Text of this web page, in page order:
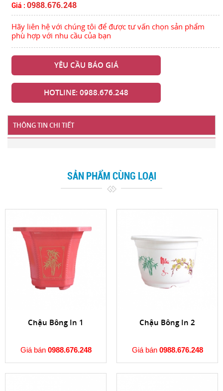
Giá :0988.676.248
Hãy liên hệ với chúng tôi để được tư vấn chọn sản phẩm
phù hợp với nhu cầu của bạn
YÊU CẦU BÁO GIÁ
HOTLINE: 0988.676.248
THÔNG TIN CHI TIẾT
SẢN PHẨM CÙNG LOẠI
Chậu Bông In 1
Giá bán 0988.676.248
Chậu Bông In 2
Giá bán 0988.676.248